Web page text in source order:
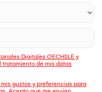
Digitales OECHSLE y
de mis datos
gustos y preferencias para